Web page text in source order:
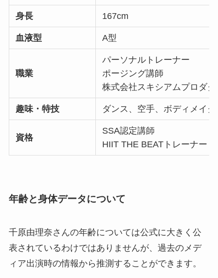
身長 167cm
血液型 A型
職業
パーソナルトレーナー
ポージング講師
株式会社スキシアムプロダ
趣味・特技 ダンス、空手、ボディメイク
資格
SSA認定講師
HIIT THE BEATトレーナー
年齢と身体データについて
千原由理奈さんの年齢については公式に大きく公
表されているわけではありませんが、過去のメデ
ィア出演時の情報から推測することができます。